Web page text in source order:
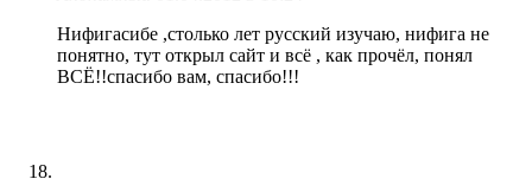
Нифигасибе ,столько лет русский изучаю, нифига не
понятно, тут открыл сайт и всё , как прочёл, понял
ВСЁ!!спасибо вам, спасибо!!!